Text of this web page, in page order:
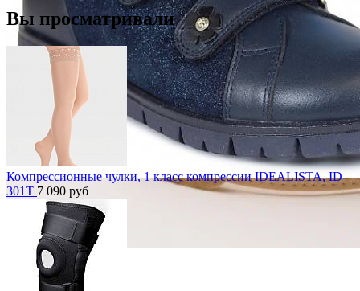
Вы просматривали
Компрессионные чулки, 1 класс компрессии IDEALISTA, ID-
301T 7 090 руб